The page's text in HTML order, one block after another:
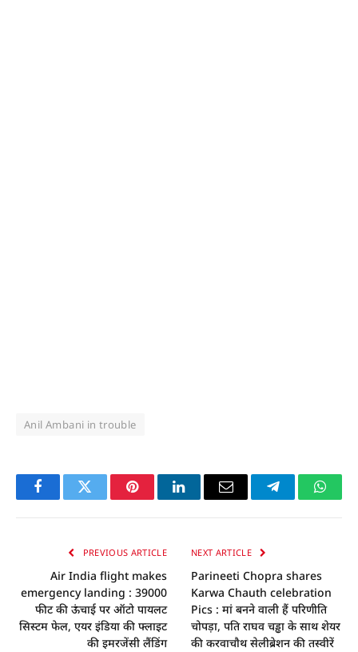
Anil Ambani in trouble
FacebookTwitter PinterestLinkedInEmail Telegram
PREVIOUS ARTICLE
Air India flight makes
emergency landing : 39000
फीट की ऊंचाई पर ऑटो पायलट
सिस्‍टम फेल, एयर इंडिया की फ्लाइट
की इमरजेंसी लैंडिंग
NEXT ARTICLE
Parineeti Chopra shares
Karwa Chauth celebration
Pics : मां बनने वाली हैं परिणीति
चोपड़ा, पति राघव चड्ढा के साथ शेयर
की करवाचाैथ सेलीब्रेशन की तस्वीरें